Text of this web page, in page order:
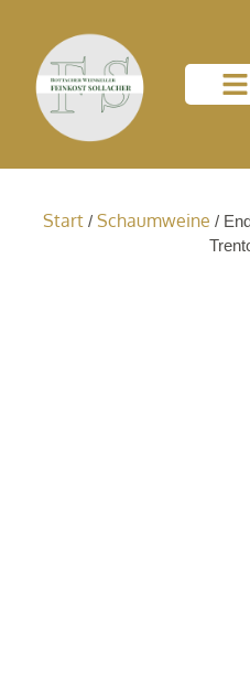
Start / Schaumweine /